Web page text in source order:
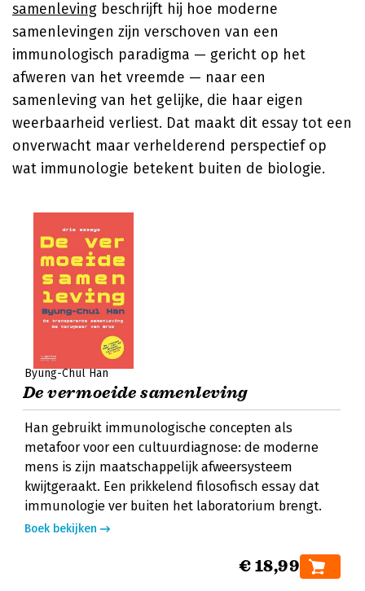
samenleving beschrijft hij hoe moderne
samenlevingen zijn verschoven van een
immunologisch paradigma — gericht op het
afweren van het vreemde — naar een
samenleving van het gelijke, die haar eigen
weerbaarheid verliest. Dat maakt dit essay tot een
onverwacht maar verhelderend perspectief op
wat immunologie betekent buiten de biologie.
Byung-Chul Han
De vermoeide samenleving
Han gebruikt immunologische concepten als
metafoor voor een cultuurdiagnose: de moderne
mens is zijn maatschappelijk afweersysteem
kwijtgeraakt. Een prikkelend filosofisch essay dat
immunologie ver buiten het laboratorium brengt.
Boek bekijken
€ 18,99